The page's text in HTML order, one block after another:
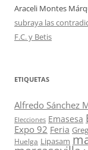
Araceli Montes
subraya las
F.C. y Betis
ETIQUETAS
Alfredo Sánchez
Elecciones Emasesa
Expo 92 Feria
Huelga Lipasam